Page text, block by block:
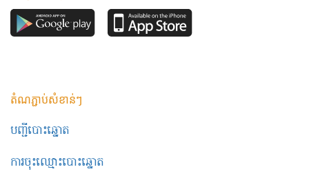
តំណភ្ជាប់សំខាន់ៗ
បញ្ជីបោះឆ្នោត
ការចុះឈ្មោះបោះឆ្នោត